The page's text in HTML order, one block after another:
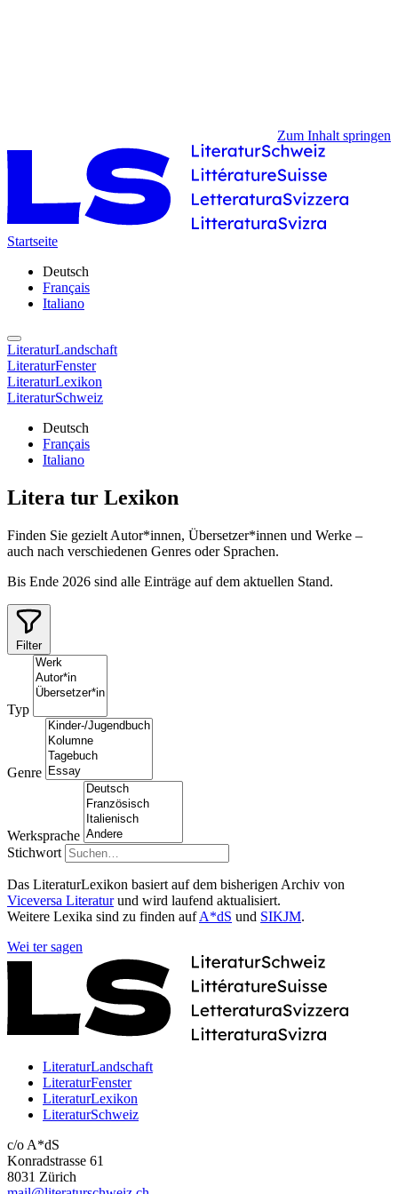
Zum Inhalt springen
Startseite
Deutsch
Français
Italiano
LiteraturLandschaft
LiteraturFenster
LiteraturLexikon
LiteraturSchweiz
Deutsch
Français
Italiano
Litera tur Lexikon
Finden Sie gezielt Autor*innen, Übersetzer*innen und Werke –
auch nach verschiedenen Genres oder Sprachen.
Bis Ende 2026 sind alle Einträge auf dem aktuellen Stand.
Filter
Typ
Genre
Werksprache
Stichwort
Das LiteraturLexikon basiert auf dem bisherigen Archiv von
Viceversa Literaturund wird laufend aktualisiert.
Weitere Lexika sind zu finden aufA*dS und SIKJM.
Wei ter sagen
LiteraturLandschaft
LiteraturFenster
LiteraturLexikon
LiteraturSchweiz
c/o A*dS
Konradstrasse 61
8031 Zürich